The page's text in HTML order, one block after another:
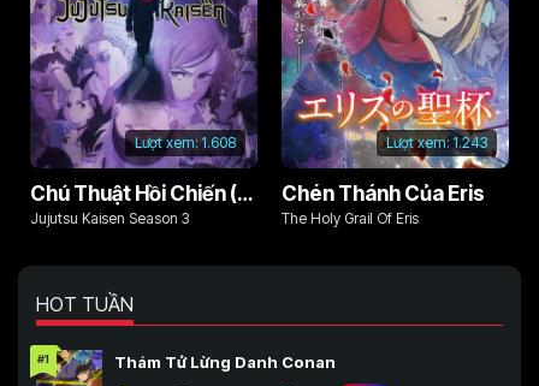
Lượt xem: 1.608
Chú Thuật Hồi Chiến (Phần 3)
Jujutsu Kaisen Season 3
Lượt xem: 1.243
Chén Thánh Của Eris
The Holy Grail Of Eris
HOT TUẦN
#1 Thám Tử Lừng Danh Conan